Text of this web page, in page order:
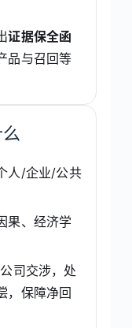
证据保全函
品与召回等
人/企业/公共
果、经济学
司交涉，处
，保障净回